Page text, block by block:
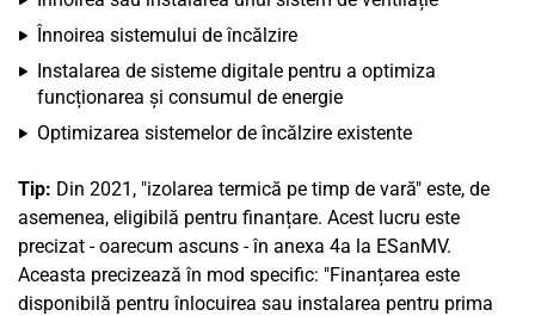
Înnoirea sistemului de încălzire
Instalarea de sisteme digitale pentru a optimiza
funcționarea și consumul de energie
Optimizarea sistemelor de încălzire existente
Tip: Din 2021, "izolarea termică pe timp de vară" este, de
asemenea, eligibilă pentru finanțare. Acest lucru este
precizat - oarecum ascuns - în anexa 4a la ESanMV.
Aceasta precizează în mod specific: "Finanțarea este
disponibilă pentru înlocuirea sau instalarea pentru prima